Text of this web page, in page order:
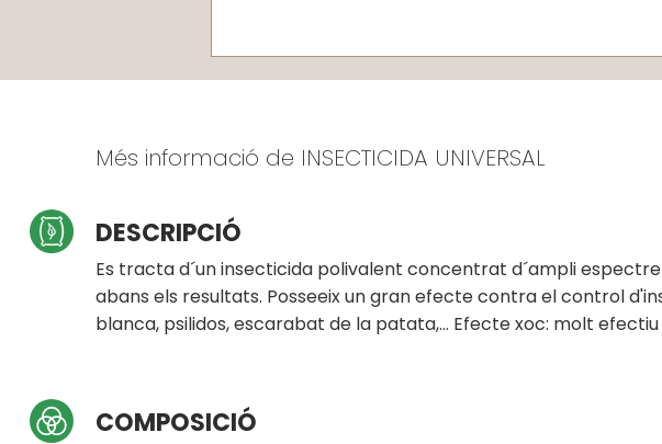
Més informació de INSECTICIDA UNIVERSAL
DESCRIPCIÓ
Es tracta d´un insecticida polivalent concentrat d´ampli
abans els resultats. Posseeix un gran efecte contra el control
blanca, psilidos, escarabat de la patata,… Efecte xoc: molt
COMPOSICIÓ